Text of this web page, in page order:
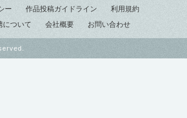
ー 作品投稿ガイドライン
利用規約
について 会社概要 お問い合わせ